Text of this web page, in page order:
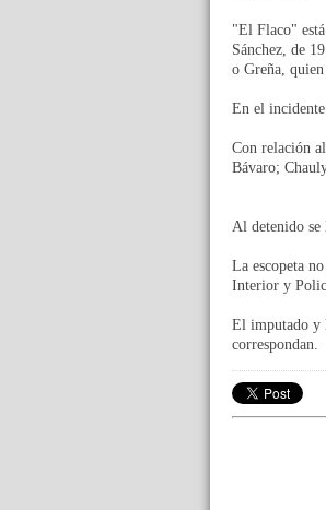
"El Flaco"
Sánchez, de
o Greña, quien
En el
Con relación
Bávaro;
Al detenido se
La escopeta
Interior y
El imputado y
correspondan.